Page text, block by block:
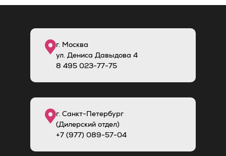
г. Москва
ул. Дениса Давыдова 4
8 495 023-77-75
г. Санкт-Петербург
(Дилерский отдел)
+7 (977) 089-57-04